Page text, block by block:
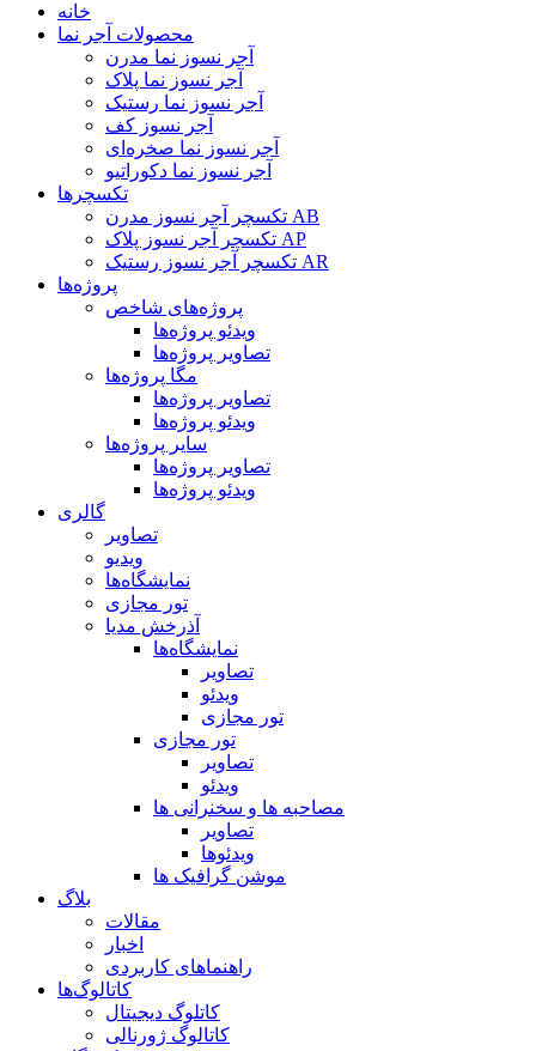
خانه
محصولات آجر نما
آجر نسوز نما مدرن
آجر نسوز نما پلاک
آجر نسوز نما رستیک
آجر نسوز کف
آجر نسوز نما صخره‌ای
آجر نسوز نما دکوراتیو
تکسچرها
تکسچر آجر نسوز مدرن AB
تکسچر آجر نسوز پلاک AP
تکسچر آجر نسوز رستیک AR
پروژه‌ها
پروژه‌های شاخص
ویدئو پروژه‌ها
تصاویر پروژه‌ها
مگا پروژه‌ها
تصاویر پروژه‌ها
ویدئو پروژه‌ها
سایر پروژه‌ها
تصاویر پروژه‌ها
ویدئو پروژه‌ها
گالری
تصاویر
ویدیو
نمایشگاه‌ها
تور مجازی
آذرخش مدیا
نمایشگاه‌ها
تصاویر
ویدئو
تور مجازی
تور مجازی
تصاویر
ویدئو
مصاحبه ها و سخنرانی ها
تصاویر
ویدئوها
موشن گرافیک ها
بلاگ
مقالات
اخبار
راهنماهای کاربردی
کاتالوگ‌ها
کاتلوگ دیجیتال
کاتالوگ ژورنالی